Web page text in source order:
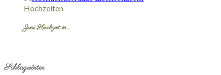
Hochzeiten
Juni Hochzeit in…
Schlagwörter